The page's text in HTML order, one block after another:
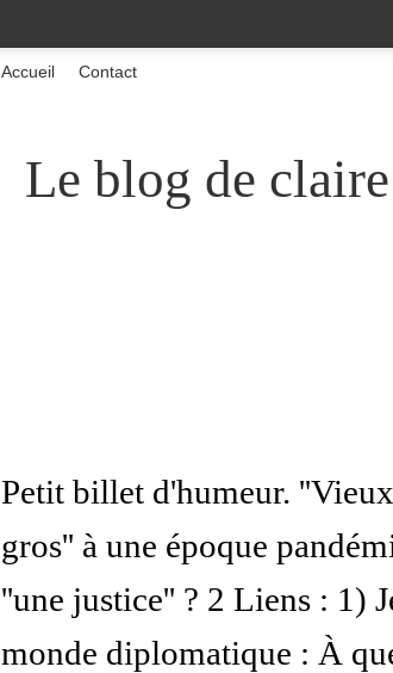
Le blog de claire
Accueil Contact
Petit billet d'humeur.
gros'' à une époque
''une justice'' ? 2 Liens : 1)
monde diplomatique : À